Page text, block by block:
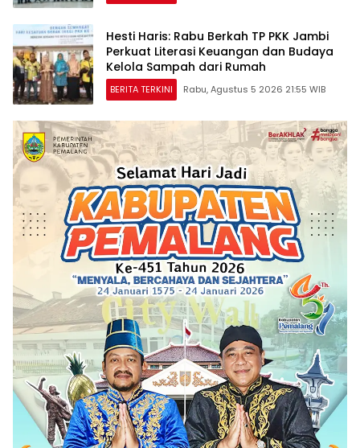
Hesti Haris: Rabu Berkah TP PKK Jambi
Perkuat Literasi Keuangan dan Budaya
Kelola Sampah dari Rumah
BERITA TERKINI Rabu, Agustus 5 2026 21:55 WIB